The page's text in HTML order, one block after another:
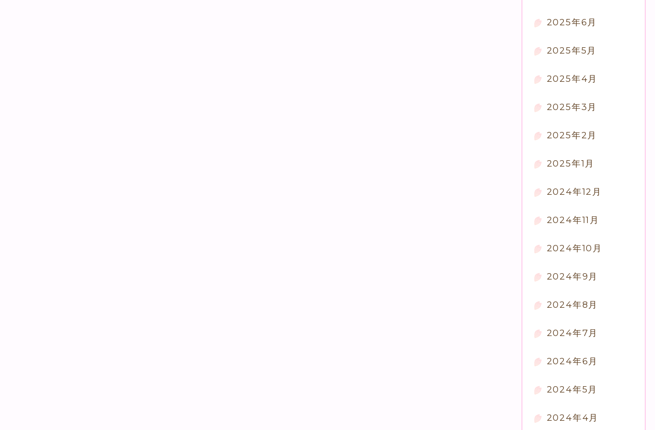
2025年6月
2025年5月
2025年4月
2025年3月
2025年2月
2025年1月
2024年12月
2024年11月
2024年10月
2024年9月
2024年8月
2024年7月
2024年6月
2024年5月
2024年4月